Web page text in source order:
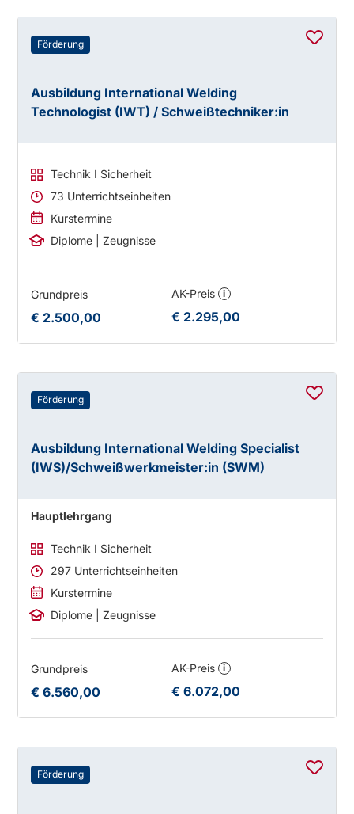
Förderung
Ausbildung International Welding
Technologist (IWT) / Schweißtechniker:in
Technik I Sicherheit
73 Unterrichtseinheiten
Kurstermine
Diplome | Zeugnisse
Grundpreis
€ 2.500,00
AK-Preis i
€ 2.295,00
Förderung
Ausbildung International Welding Specialist
(IWS)/Schweißwerkmeister:in (SWM)
Hauptlehrgang
Technik I Sicherheit
297 Unterrichtseinheiten
Kurstermine
Diplome | Zeugnisse
Grundpreis
€ 6.560,00
AK-Preis i
€ 6.072,00
Förderung